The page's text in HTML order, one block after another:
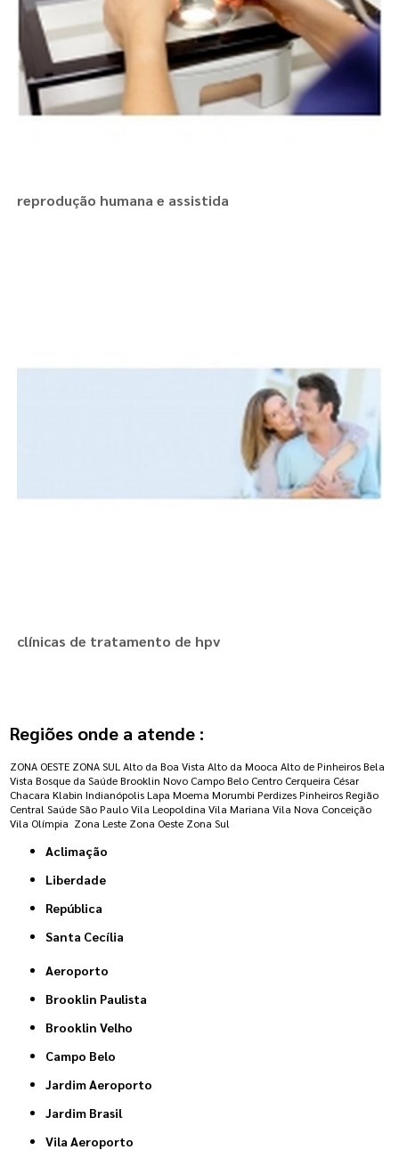
reprodução humana e assistida
clínicas de tratamento de hpv
Regiões onde a atende :
ZONA OESTE ZONA SUL Alto da Boa Vista Alto da Mooca Alto de Pinheiros Bela
Vista Bosque da Saúde Brooklin Novo Campo Belo Centro Cerqueira César
Chacara Klabin Indianópolis Lapa Moema Morumbi Perdizes Pinheiros Região
Central Saúde São Paulo Vila Leopoldina Vila Mariana Vila Nova Conceição
Vila Olímpia Zona Leste Zona Oeste Zona Sul
Aclimação
Liberdade
República
Santa Cecília
Aeroporto
Brooklin Paulista
Brooklin Velho
Campo Belo
Jardim Aeroporto
Jardim Brasil
Vila Aeroporto